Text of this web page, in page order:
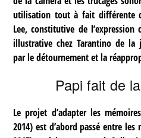
utilisation tout à fait différente
Lee, constitutive de
illustrative chez Tarantino de la
par le détournement et la
Papi fait de
Le projet d’adapter les
2014) est d’abord passé entre les